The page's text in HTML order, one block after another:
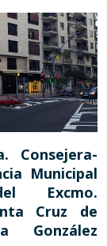
Consejera-
Municipal
Excmo.
Cruz de
González